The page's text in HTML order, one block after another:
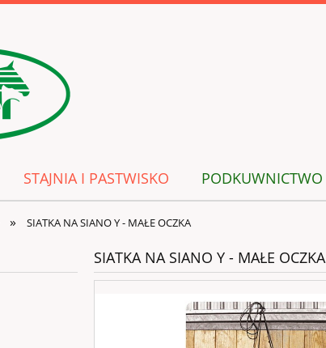
STAJNIA I PASTWISKO PODKUWNICTWO
» SIATKA NA SIANO Y - MAŁE OCZKA
SIATKA NA SIANO Y - MAŁE OCZKA